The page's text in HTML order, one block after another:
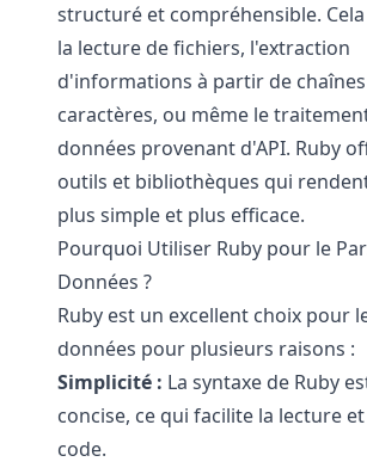
structuré et compréhensible.
la lecture de fichiers, l'extraction
d'informations à partir de
caractères, ou même le
données provenant d'API. Ruby
outils et bibliothèques qui
plus simple et plus efficace.
Pourquoi Utiliser Ruby pour le
Données ?
Ruby est un excellent choix pour
données pour plusieurs raisons :
Simplicité : La syntaxe de Ruby
concise, ce qui facilite la lecture
code.